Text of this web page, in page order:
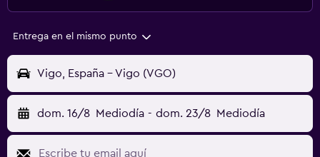
Entrega en el mismo punto
Vigo, España - Vigo (VGO)
dom. 16/8 Mediodía - dom. 23/8 Mediodía